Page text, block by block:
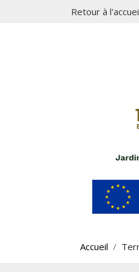
Retour à
Accueil